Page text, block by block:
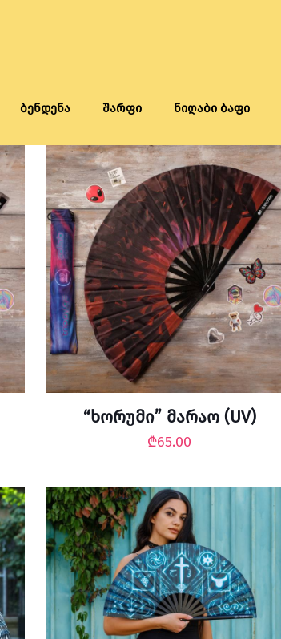
ბენდენა შარფი ნიღაბი ბაფი
“ხორუმი” მარაო (UV)
₾65.00